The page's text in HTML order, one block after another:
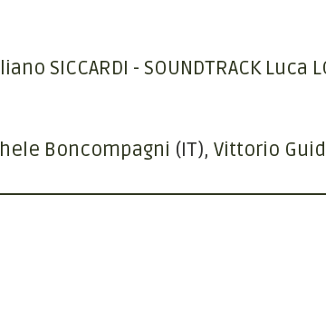
SICCARDI - SOUNDTRACK Luca
Boncompagni (IT) Vittorio